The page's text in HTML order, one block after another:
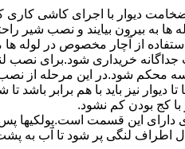
دیوار با اجرای کاشی کاری
به بیرون بیایند و نصب شیر
از آچار مخصوص در لوله
خریداری شود.برای نصب
محکم شود.در این مرحله از
نیز باید با هم برابر باشد تا
با کج بودن کم نشود.
این قسمت است.پولکیها پس
اطراف لنگی پر شود تا آب به